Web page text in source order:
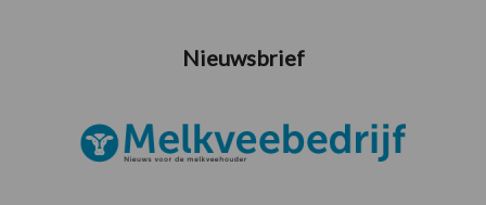
Nieuwsbrief